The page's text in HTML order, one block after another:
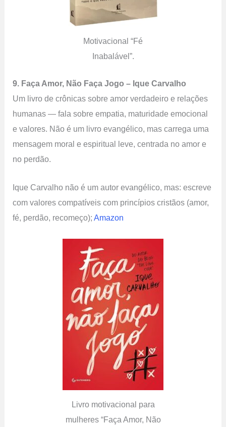
Motivacional “Fé
Inabalável”.
9. Faça Amor, Não Faça Jogo – Ique Carvalho
Um livro de crônicas sobre amor verdadeiro e relações
humanas — fala sobre empatia, maturidade emocional
e valores. Não é um livro evangélico, mas carrega uma
mensagem moral e espiritual leve, centrada no amor e
no perdão.
Ique Carvalho não é um autor evangélico, mas: escreve
com valores compatíveis com princípios cristãos (amor,
fé, perdão, recomeço);Amazon
Livro motivacional para
mulheres “Faça Amor, Não